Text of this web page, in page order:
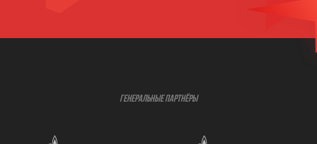
ГЕНЕРАЛЬНЫЕ ПАРТНЁРЫ